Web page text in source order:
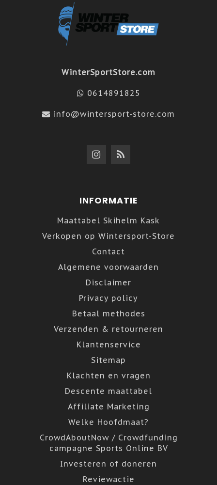
WinterSportStore.com
0614891825
info@wintersport-store.com
INFORMATIE
Maattabel Skihelm Kask
Verkopen op Wintersport-Store
Contact
Algemene voorwaarden
Disclaimer
Privacy policy
Betaal methodes
Verzenden & retourneren
Klantenservice
Sitemap
Klachten en vragen
Descente maattabel
Affiliate Marketing
Welke Hoofdmaat?
CrowdAboutNow / Crowdfunding
campagne Sports Online BV
Investeren of doneren
Reviewactie